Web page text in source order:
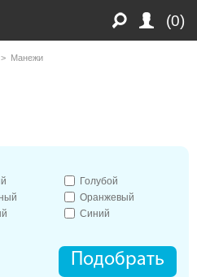
(0)
> Манежи
Голубой
Оранжевый
Синий
Подобрать